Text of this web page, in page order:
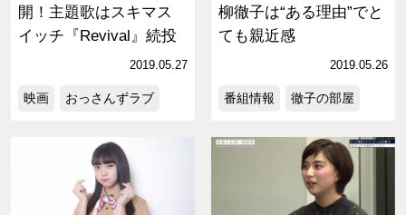
開！主題歌はスキマス
イッチ『Revival』続投
2019.05.27
映画 おっさんずラブ
柳徹子は“ある理由”でと
ても親近感
2019.05.26
番組情報 徹子の部屋